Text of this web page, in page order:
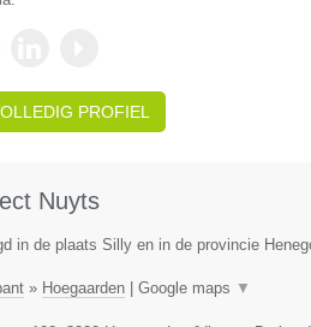
PROFIEL
Nuyts
in de plaats Silly en in de provincie
» Hoegaarden| Google maps ▼